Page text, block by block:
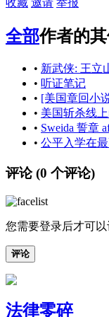
收藏 邀请 举报
全部作者的
• 新武侠: 王立
• 听证笔记
• [美国章回小
• 美国斩杀线
• Sweida 誓章
• 公平入学在
评论 (0 个评论)
您需要登录后才可
评论
法律零碎